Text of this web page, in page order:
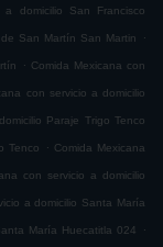
a domicilio San Francisco
San Martín San Martin .
. Comida Mexicana con
con servicio a domicilio
Paraje Trigo Tenco
Tenco . Comida Mexicana
con servicio a domicilio
a domicilio Santa María
María Huecatitla 024 .